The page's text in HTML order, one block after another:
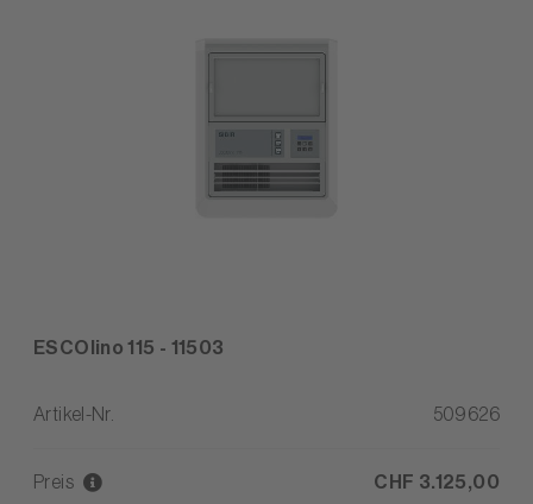
ESCOlino 115 - 11503
Artikel-Nr. 509626
Preis CHF 3.125,00